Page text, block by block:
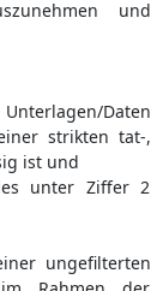
und
Daten
strikten tat-,
ist und
unter Ziffer 2
ungefilterten